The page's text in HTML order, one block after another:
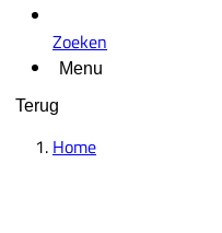
Zoeken
Menu
Terug
Home